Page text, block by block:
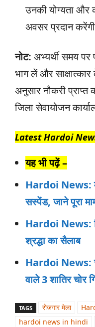
उनकी योग्यता
अवसर प्रदान
नोट: अभ्यर्थी समय
भाग लें और
अनुसार नौकरी
जिला सेवायोजन
Latest Hardoi
यह भी पढ़ें –
Hardoi News:
सस्पेंड, जाने पूरा
Hardoi News:
श्रद्धा का सैलाब
Hardoi News:
वाले 3 शातिर चोर
TAGS रोजगार मेला
hardoi news in hindi